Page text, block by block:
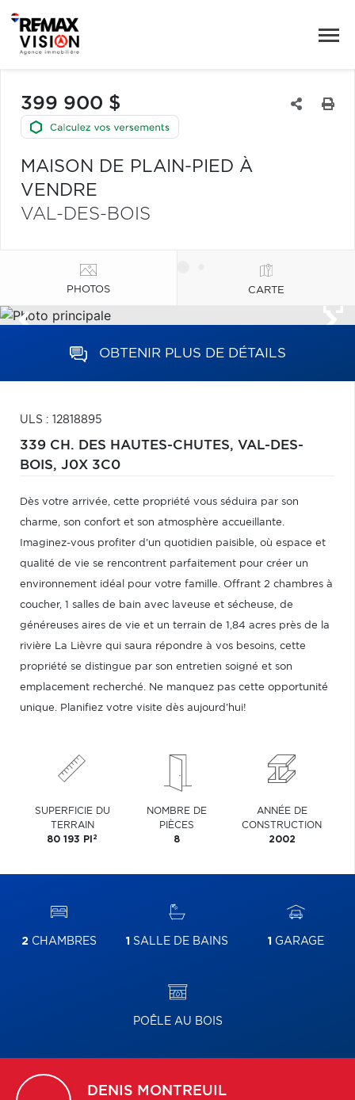
399 900 $
MAISON DE PLAIN-PIED À
VENDRE
VAL-DES-BOIS
PHOTOS CARTE
OBTENIR PLUS DE DÉTAILS
ULS : 12818895
339 CH. DES HAUTES-CHUTES, VAL-DES-
BOIS, J0X 3C0
Dès votre arrivée, cette propriété vous séduira par son
charme, son confort et son atmosphère accueillante.
Imaginez-vous profiter d'un quotidien paisible, où espace et
qualité de vie se rencontrent parfaitement pour créer un
environnement idéal pour votre famille. Offrant 2 chambres à
coucher, 1 salles de bain avec laveuse et sécheuse, de
généreuses aires de vie et un terrain de 1,84 acres près de la
rivière La Lièvre qui saura répondre à vos besoins, cette
propriété se distingue par son entretien soigné et son
emplacement recherché. Ne manquez pas cette opportunité
unique. Planifiez votre visite dès aujourd'hui!
SUPERFICIE DU
TERRAIN
80 193 PI 2
NOMBRE DE
PIÈCES
8
ANNÉE DE
CONSTRUCTION
2002
2 CHAMBRES 1 SALLE DE BAINS 1 GARAGE
POÊLE AU BOIS
DENIS MONTREUIL